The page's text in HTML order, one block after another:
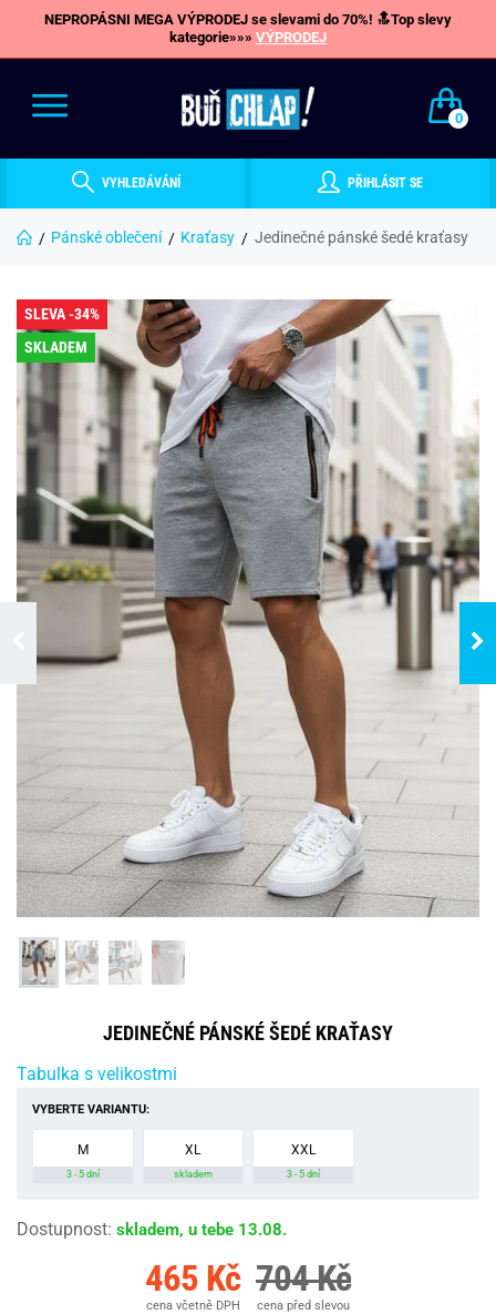
NEPROPÁSNI MEGA VÝPRODEJ se slevami do 70%! 🔝Top slevy
kategorie»»» VÝPRODEJ
0
VYHLEDÁVÁNÍ PŘIHLÁSIT SE
Pánské oblečení Kraťasy Jedinečné pánské šedé kraťasy
SLEVA -34%
SKLADEM
JEDINEČNÉ PÁNSKÉ ŠEDÉ KRAŤASY
Tabulka s velikostmi
VYBERTE VARIANTU:
M
3 - 5 dní
XL
skladem
XXL
3 - 5 dní
Dostupnost: skladem, u tebe 13.08.
465 Kč
cena včetně DPH
704 Kč
cena před slevou